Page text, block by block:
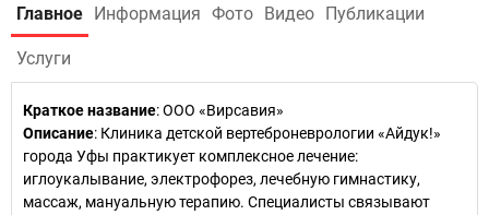
Главное Информация Фото Видео Публикации
Услуги
Краткое название:ООО «Вирсавия»
Описание: Клиника детской вертеброневрологии «Айдук!»
города Уфы практикует комплексное лечение:
иглоукалывание, электрофорез, лечебную гимнастику,
массаж, мануальную терапию. Специалисты связывают